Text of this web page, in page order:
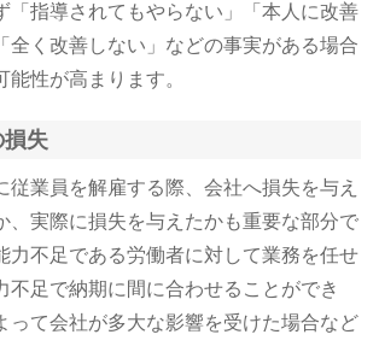
「指導されてもやらない」「本人に改善
全く改善しない」などの事実がある場合
能性が高まります。
失
従業員を解雇する際、会社へ損失を与え
、実際に損失を与えたかも重要な部分で
力不足である労働者に対して業務を任せ
不足で納期に間に合わせることができ
って会社が多大な影響を受けた場合など